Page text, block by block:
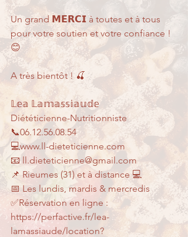
Un grand 𝗠𝗘𝗥𝗖𝗜 à toutes et à tous
pour votre soutien et votre confiance !
😊
A très bientôt ! 🍒
𝕃𝕖𝕒 𝕃𝕒𝕞𝕒𝕤𝕤𝕚𝕒𝕦𝕕𝕖
Diététicienne-Nutritionniste
📞06.12.56.08.54
💻www.ll-dieteticienne.com
📧 ll.dieteticienne@gmail.com
📌 Rieumes (31) et à distance 💻
📅 Les lundis, mardis & mercredis
✅Réservation en ligne :
https://perfactive.fr/lea-
lamassiaude/location?